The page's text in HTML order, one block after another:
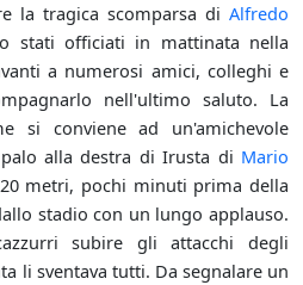
la tragica scomparsa di Alfredo
stati officiati in mattinata nella
a numerosi amici, colleghi e
nell'ultimo saluto. La
si conviene ad un'amichevole
alla destra di Irusta di Mario
metri, pochi minuti prima della
stadio con un lungo applauso.
subire gli attacchi degli
li sventava tutti. Da segnalare un